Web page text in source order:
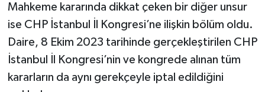
Mahkeme kararında dikkat çeken bir diğer unsur
ise CHP İstanbul İl Kongresi’ne ilişkin bölüm oldu.
Daire, 8 Ekim 2023 tarihinde gerçekleştirilen CHP
İstanbul İl Kongresi’nin ve kongrede alınan tüm
kararların da aynı gerekçeyle iptal edildiğini